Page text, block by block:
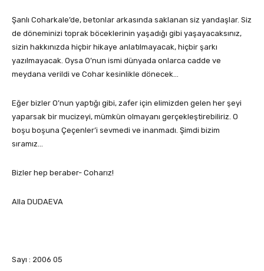
Şanlı Coharkale’de, betonlar arkasında saklanan siz yandaşlar. Siz
de döneminizi toprak böceklerinin yaşadığı gibi yaşayacaksınız,
sizin hakkınızda hiçbir hikaye anlatılmayacak, hiçbir şarkı
yazılmayacak. Oysa O’nun ismi dünyada onlarca cadde ve
meydana verildi ve Cohar kesinlikle dönecek…
Eğer bizler O’nun yaptığı gibi, zafer için elimizden gelen her şeyi
yaparsak bir mucizeyi, mümkün olmayanı gerçekleştirebiliriz. O
boşu boşuna Çeçenler’i sevmedi ve inanmadı. Şimdi bizim
sıramız…
Bizler hep beraber- Coharız!
Alla DUDAEVA
Sayı : 2006 05